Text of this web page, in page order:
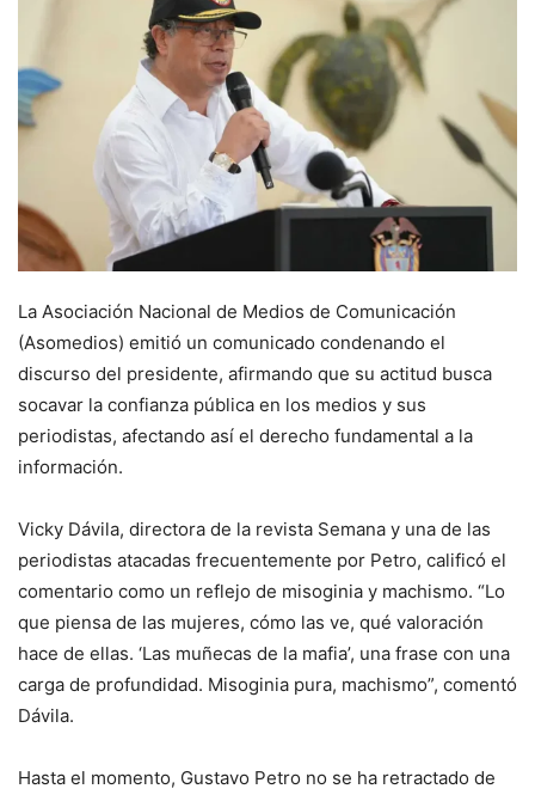
La Asociación Nacional de Medios de Comunicación
(Asomedios) emitió un comunicado condenando el
discurso del presidente, afirmando que su actitud busca
socavar la confianza pública en los medios y sus
periodistas, afectando así el derecho fundamental a la
información.
Vicky Dávila, directora de la revista Semana y una de las
periodistas atacadas frecuentemente por Petro, calificó el
comentario como un reflejo de misoginia y machismo. “Lo
que piensa de las mujeres, cómo las ve, qué valoración
hace de ellas. ‘Las muñecas de la mafia’, una frase con una
carga de profundidad. Misoginia pura, machismo”, comentó
Dávila.
Hasta el momento, Gustavo Petro no se ha retractado de